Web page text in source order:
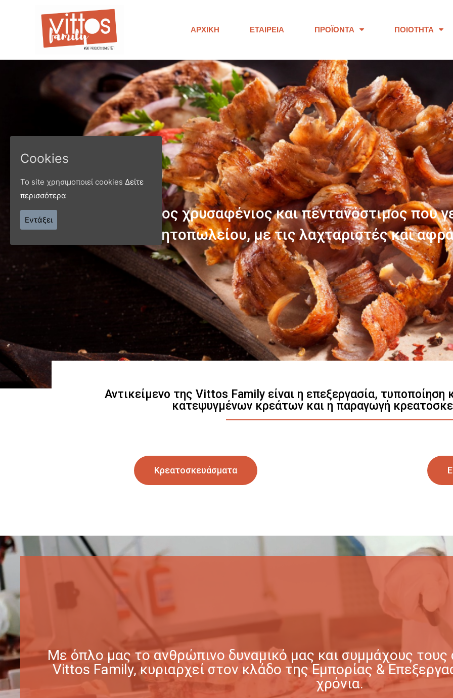
ΑΡΧΙΚΉ ΕΤΑΙΡΕΊΑ ΠΡΟΪΌΝΤΑ ΠΟΙΌΤΗΤΑ
ΠΑΝΩ ΑΠΟ 40 ΧΡΟΝΙΑ
Παράγουμε προϊόντα εξαιρετικής
Γνωρίστε μας
Αντικείμενο της Vittos Family είναι η επεξεργασία,
κατεψυγμένων κρεάτων και η παραγωγή
Κρεατοσκευάσματα
Με όπλο μας το ανθρώπινο δυναμικό μας και συμμάχους τους
Vittos Family, κυριαρχεί στον κλάδο της Εμπορίας &
χρόνια.
Cookies
Το site χρησιμοποιεί cookies Δείτε
περισσότερα
Εντάξει